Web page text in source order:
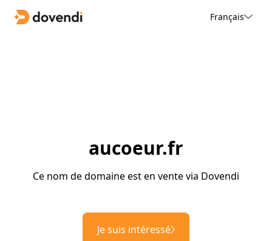
Français
aucoeur.fr
Ce nom de domaine est en vente via Dovendi
Je suis intéressé